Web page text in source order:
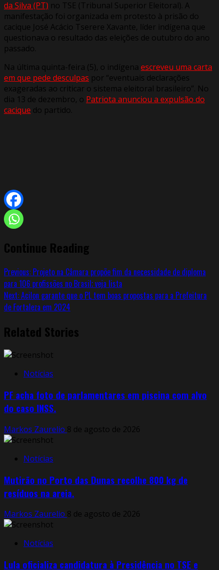
da Silva (PT) no TSE (Tribunal Superior Eleitoral). A
manifestação foi organizada em protesto à prisão do
cacique José Acácio Tserere Xavante, líder indígena que
questionava o resultado das eleições de outubro do ano
passado.
Na última quinta-feira (5), o indígena escreveu uma carta
em que pede desculpas por “eventuais declarações
exageradas ao criticar o sistema eleitoral brasileiro”. No
dia 13 de dezembro, o Patriota anunciou a expulsão do
cacique do partido.
Continue Reading
Previous: Projeto na Câmara propõe fim da necessidade de diploma
para 106 profissões no Brasil; veja lista
Next:Acilon garante que o PL tem boas propostas para a Prefeitura
de Fortaleza em 2024
Related Stories
Notícias
PF acha foto de parlamentares em piscina com alvo
do caso INSS.
Markos Zaurelio 8 de agosto de 2026
Notícias
Mutirão no Porto das Dunas recolhe 800 kg de
resíduos na areia.
Markos Zaurelio 8 de agosto de 2026
Notícias
Lula oficializa candidatura à Presidência no TSE e